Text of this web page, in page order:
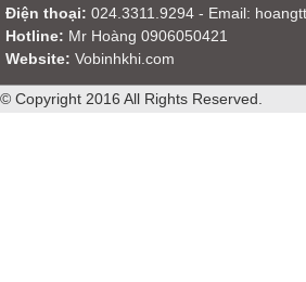
Điện thoại: 024.3311.9294 - Email:
​Hotline: Mr Hoàng 0906050421
Website: Vobinhkhi.com
© Copyright 2016 All Rights Reserved.